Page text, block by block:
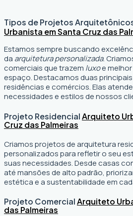
Tipos de Projetos
Urbanista em Santa Cruz das
Estamos sempre buscando
da arquitetura personalizada.
comerciais que trazem luxoe
espaço. Destacamos duas
residências e comércios. Elas
necessidades e estilos de nossos
Projeto ResidencialArquiteto
Cruz das Palmeiras
Criamos projetos de arquitetura
personalizados para refletir o seu
suas necessidades. Desde casas
até mansões de alto padrão,
estética e a sustentabilidade em
Projeto ComercialArquiteto
das Palmeiras